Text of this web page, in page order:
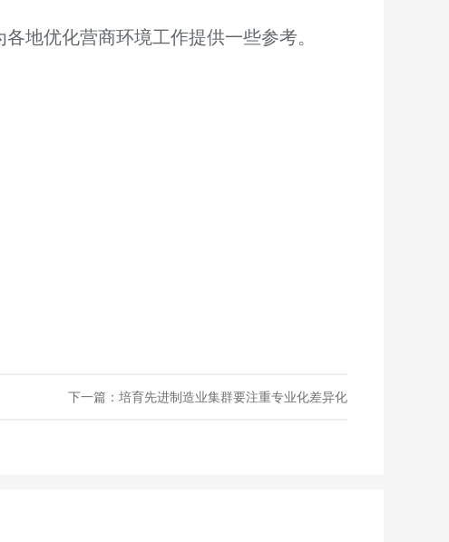
地优化营商环境工作提供一些参考。
下一篇：培育先进制造业集群要注重专业化差异化